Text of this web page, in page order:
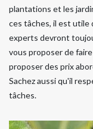
plantations et les
ces tâches, il est utile
experts devront
vous proposer de
proposer des prix
Sachez aussi qu'il
tâches.